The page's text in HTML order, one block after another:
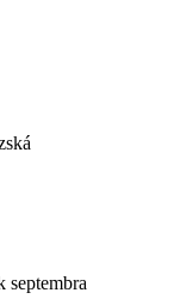
septembra